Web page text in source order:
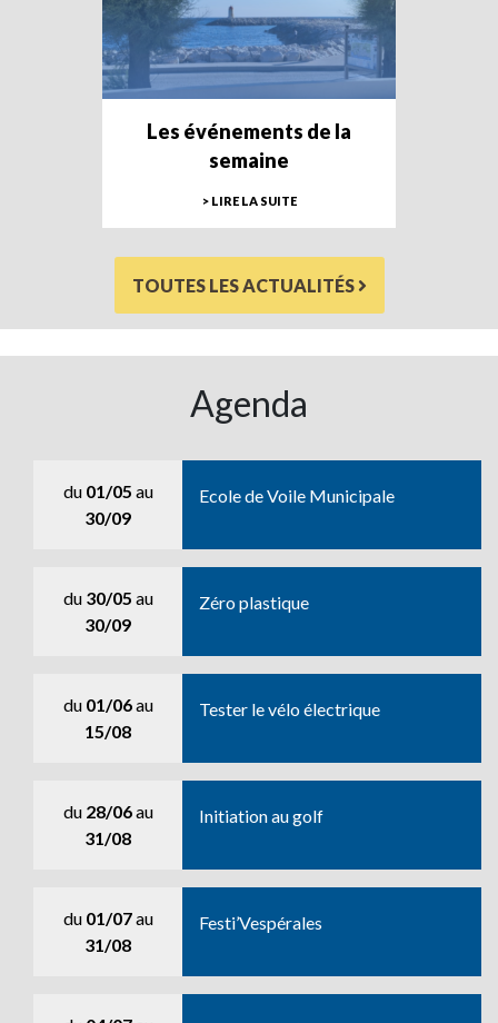
Les événements de la
semaine
> LIRE LA SUITE
TOUTES LES ACTUALITÉS
Agenda
du 01/05 au
30/09
Ecole de Voile Municipale
du 30/05 au
30/09
Zéro plastique
du 01/06au
15/08
Tester le vélo électrique
du 28/06au
31/08
Initiation au golf
du 01/07au
31/08
Festi’Vespérales